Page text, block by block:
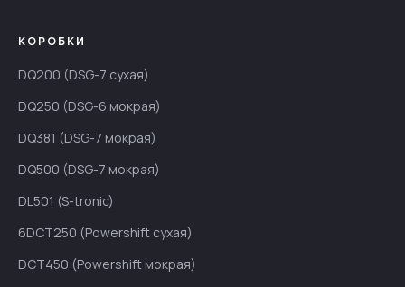
КОРОБКИ
DQ200 (DSG-7 сухая)
DQ250 (DSG-6 мокрая)
DQ381 (DSG-7 мокрая)
DQ500 (DSG-7 мокрая)
DL501 (S-tronic)
6DCT250 (Powershift сухая)
DCT450 (Powershift мокрая)